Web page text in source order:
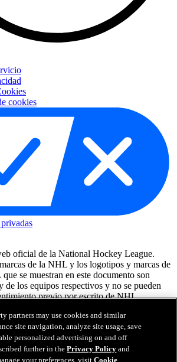
cookies
oficial de la National Hockey League.
de la NHL y los logotipos y marcas de
se muestran en este documento son
los equipos respectivos y no se pueden
previo por escrito de NHL
de la NHL, personalizadas con los
los jugadores, tienen licencia oficial de la
denominativa Zamboni y la
reparadora de hielo Zamboni son
partners may use cookies and similar
site navigation, analyze site usage, save
personalized advertising on and off
further in thePrivacy Policy and
your preferences, visitCookie